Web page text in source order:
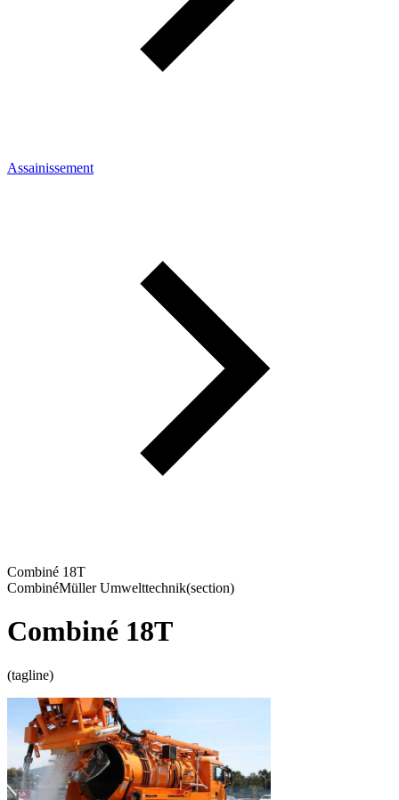
Assainissement
Combiné 18T
CombinéMüller Umwelttechnik(section)
Combiné 18T
(tagline)